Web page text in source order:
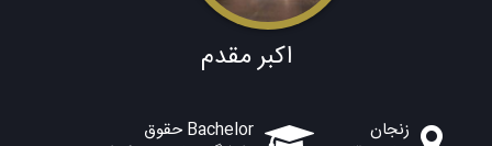
اکبر مقدم
زنجان
Bachelor حقوق